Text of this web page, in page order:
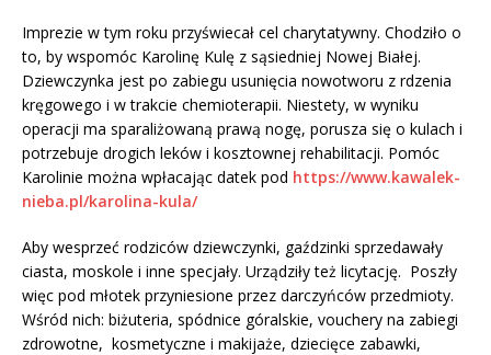
Imprezie w tym roku przyświecał cel charytatywny. Chodziło o
to, by wspomóc Karolinę Kulę z sąsiedniej Nowej Białej.
Dziewczynka jest po zabiegu usunięcia nowotworu z rdzenia
kręgowego i w trakcie chemioterapii. Niestety, w wyniku
operacji ma sparaliżowaną prawą nogę, porusza się o kulach i
potrzebuje drogich leków i kosztownej rehabilitacji. Pomóc
Karolinie można wpłacając datek pod https://www.kawalek-
nieba.pl/karolina-kula/
Aby wesprzeć rodziców dziewczynki, gaździnki sprzedawały
ciasta, moskole i inne specjały. Urządziły też licytację. Poszły
więc pod młotek przyniesione przez darczyńców przedmioty.
Wśród nich: biżuteria, spódnice góralskie, vouchery na zabiegi
zdrowotne, kosmetyczne i makijaże, dziecięce zabawki,